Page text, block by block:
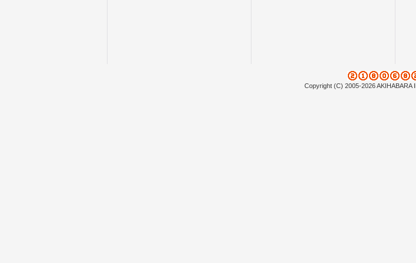
Copyright (C) 2005-2026 AKIHABARA